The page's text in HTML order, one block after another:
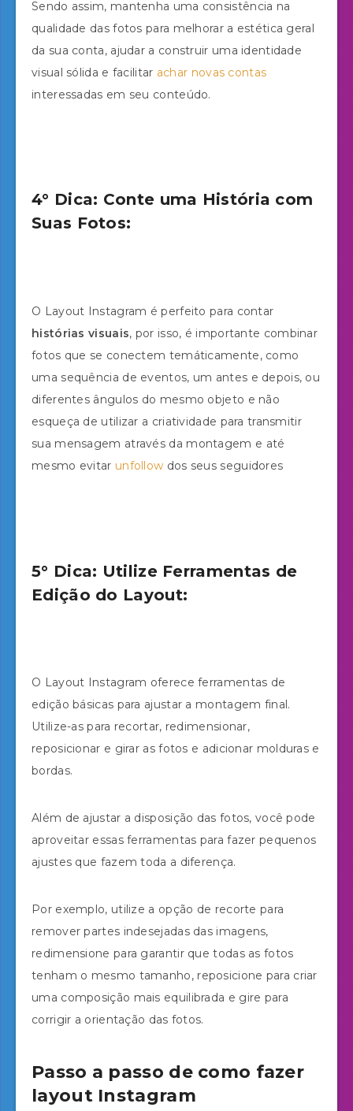
Sendo assim, mantenha uma consistência na
qualidade das fotos para melhorar a estética geral
da sua conta, ajudar a construir uma identidade
visual sólida e facilitar achar novas contas
interessadas em seu conteúdo.
4° Dica: Conte uma História com
Suas Fotos:
O Layout Instagram é perfeito para contar
histórias visuais, por isso, é importante combinar
fotos que se conectem temáticamente, como
uma sequência de eventos, um antes e depois, ou
diferentes ângulos do mesmo objeto e não
esqueça de utilizar a criatividade para transmitir
sua mensagem através da montagem e até
mesmo evitar unfollow dos seus seguidores
5° Dica: Utilize Ferramentas de
Edição do Layout:
O Layout Instagram oferece ferramentas de
edição básicas para ajustar a montagem final.
Utilize-as para recortar, redimensionar,
reposicionar e girar as fotos e adicionar molduras e
bordas.
Além de ajustar a disposição das fotos, você pode
aproveitar essas ferramentas para fazer pequenos
ajustes que fazem toda a diferença.
Por exemplo, utilize a opção de recorte para
remover partes indesejadas das imagens,
redimensione para garantir que todas as fotos
tenham o mesmo tamanho, reposicione para criar
uma composição mais equilibrada e gire para
corrigir a orientação das fotos.
Passo a passo de como fazer
layout Instagram